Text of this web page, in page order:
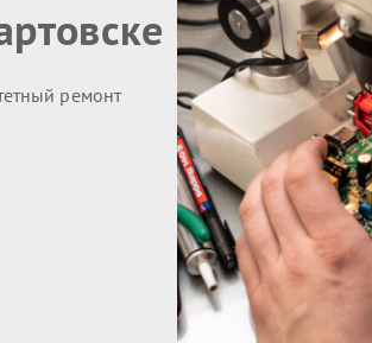
ремонт